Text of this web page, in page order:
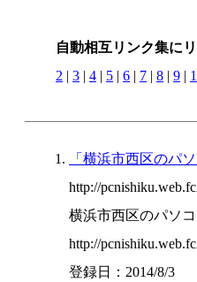
自動相互リンク集に
2 | 3 | 4 | 5 | 6 | 7 | 8 | 9 |
「横浜市西区のパ
http://
横浜市西区のパソ
http://
登録日：2014/8/3